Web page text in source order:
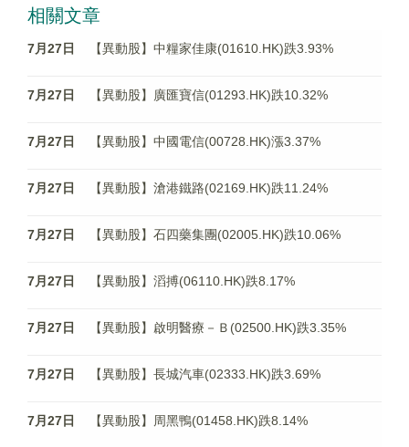
相關文章
7月27日 【異動股】中糧家佳康(01610.HK)跌3.93%
7月27日 【異動股】廣匯寶信(01293.HK)跌10.32%
7月27日 【異動股】中國電信(00728.HK)漲3.37%
7月27日 【異動股】滄港鐵路(02169.HK)跌11.24%
7月27日 【異動股】石四藥集團(02005.HK)跌10.06%
7月27日 【異動股】滔搏(06110.HK)跌8.17%
7月27日 【異動股】啟明醫療－Ｂ(02500.HK)跌3.35%
7月27日 【異動股】長城汽車(02333.HK)跌3.69%
7月27日 【異動股】周黑鴨(01458.HK)跌8.14%